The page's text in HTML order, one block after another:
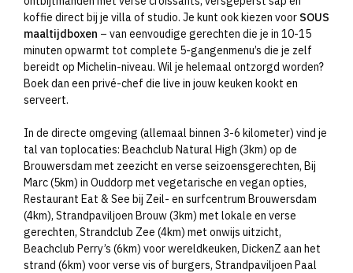
koffie direct bij je villa of studio. Je kunt ook kiezen voor SOUS
maaltijdboxen – van eenvoudige gerechten die je in 10-15
minuten opwarmt tot complete 5-gangenmenu’s die je zelf
bereidt op Michelin-niveau. Wil je helemaal ontzorgd worden?
Boek dan een privé-chef die live in jouw keuken kookt en
serveert.
In de directe omgeving (allemaal binnen 3-6 kilometer) vind je
tal van toplocaties: Beachclub Natural High (3km) op de
Brouwersdam met zeezicht en verse seizoensgerechten, Bij
Marc (5km) in Ouddorp met vegetarische en vegan opties,
Restaurant Eat & See bij Zeil- en surfcentrum Brouwersdam
(4km), Strandpaviljoen Brouw (3km) met lokale en verse
gerechten, Strandclub Zee (4km) met onwijs uitzicht,
Beachclub Perry’s (6km) voor wereldkeuken, DickenZ aan het
strand (6km) voor verse vis of burgers, Strandpaviljoen Paal